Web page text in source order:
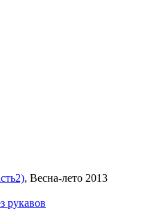
, Весна-лето 2013
рукавов